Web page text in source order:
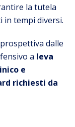
la tutela
in tempi diversi.
dalle
a leva
e
richiesti da